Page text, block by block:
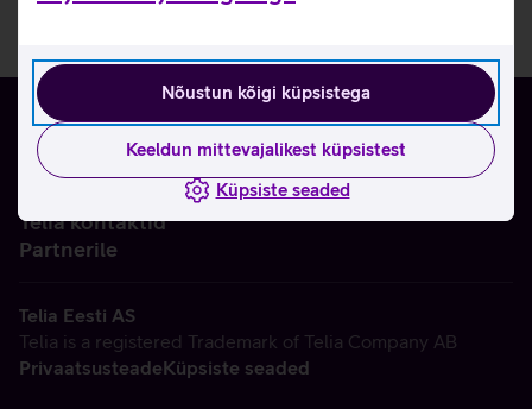
Nõustun kõigi küpsistega
Keeldun mittevajalikest küpsistest
Küpsiste seaded
Telia kontaktid
Partnerile
Telia Eesti AS
Telia is a registered Trademark of Telia Company AB
PrivaatsusteadeKüpsiste seaded